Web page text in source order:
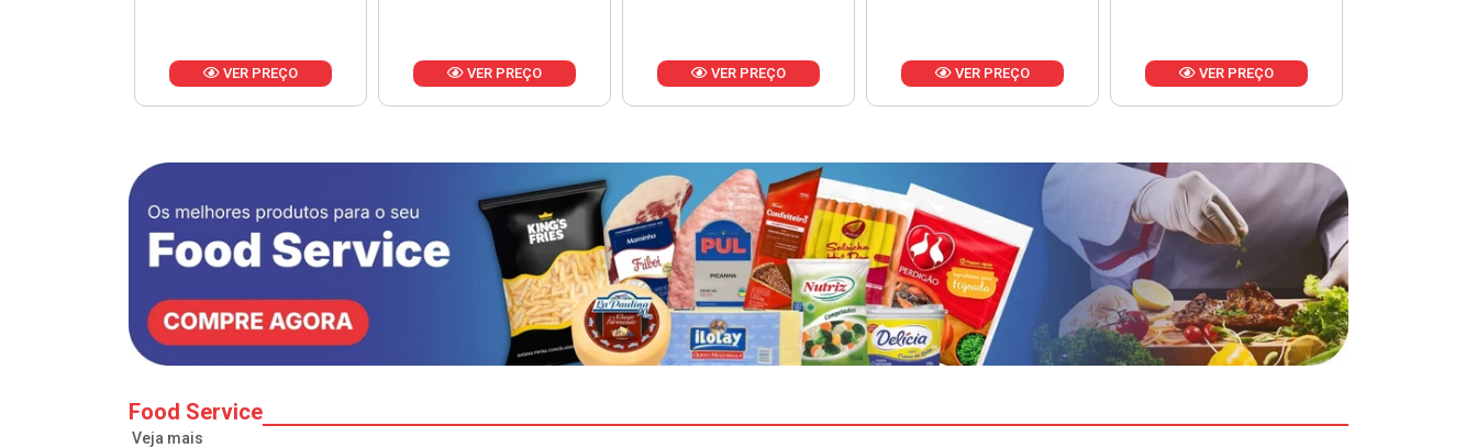
VER PREÇO VER PREÇO VER PREÇO VER PREÇO VER PREÇO
Food Service
Veja mais